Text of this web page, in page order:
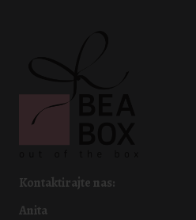
Kontaktirajte nas:
Anita